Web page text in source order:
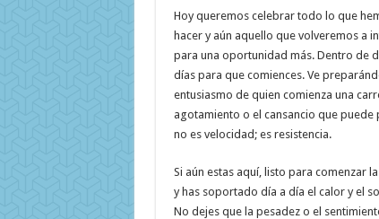
Hoy queremos celebrar todo lo que
hacer y aún aquello que volveremos a
para una oportunidad más. Dentro de
días para que comiences. Ve
entusiasmo de quien comienza una
agotamiento o el cansancio que
no es velocidad; es resistencia.
Si aún estas aquí, listo para comenzar
y has soportado día a día el calor y el
No dejes que la pesadez o el